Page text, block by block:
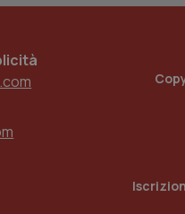
ripetute e